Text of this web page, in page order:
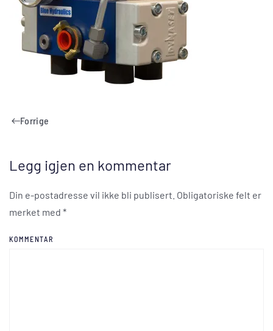
Forrige
Legg igjen en kommentar
Din e-postadresse vil ikke bli publisert. Obligatoriske felt er
merket med *
KOMMENTAR